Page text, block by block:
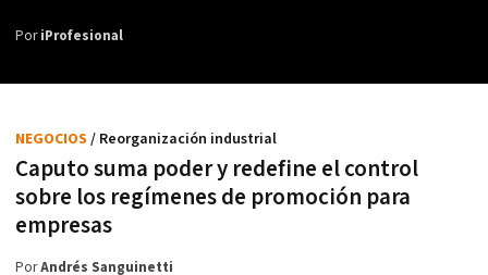
PoriProfesional
Caputo suma poder y redefine el control
sobre los regímenes de promoción para
empresas
NEGOCIOS / Reorganización industrial
PorAndrés Sanguinetti